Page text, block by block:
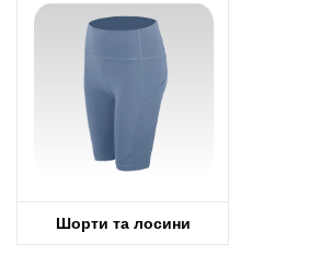
Шорти та лосини